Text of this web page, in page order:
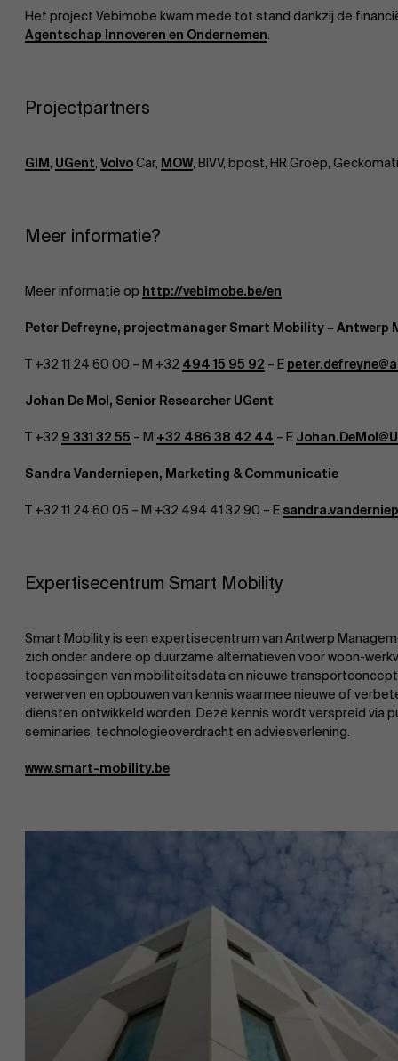
Het project Vebimobe kwam mede tot stand dankzij de
Agentschap Innoveren en Ondernemen.
Projectpartners
GIM, UGent, VolvoCar, MOW, BIVV, bpost, HR Groep,
Meer informatie?
Meer informatie op http://vebimobe.be/en
Peter Defreyne, projectmanager Smart Mobility – Antwerp
T +32 11 24 60 00 – M +32 494 15 95 92 – E
Johan De Mol, Senior Researcher UGent
T +32 9 331 32 55 – M +32 486 38 42 44 – E
Sandra Vanderniepen, Marketing & Communicatie
T +32 11 24 60 05 – M +32 494 41 32 90 – E
Expertisecentrum Smart Mobility
Smart Mobility is een expertisecentrum van Antwerp
zich onder andere op duurzame alternatieven voor woon-
toepassingen van mobiliteitsdata en nieuwe
verwerven en opbouwen van kennis waarmee nieuwe of
diensten ontwikkeld worden. Deze kennis wordt verspreid via
seminaries, technologieoverdracht en adviesverlening.
www.smart-mobility.be